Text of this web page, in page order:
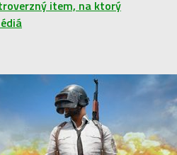
item, na ktorý